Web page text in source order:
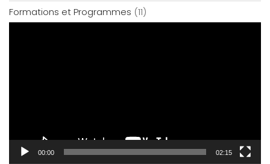
Formations et Programmes (11)
00:00 02:15